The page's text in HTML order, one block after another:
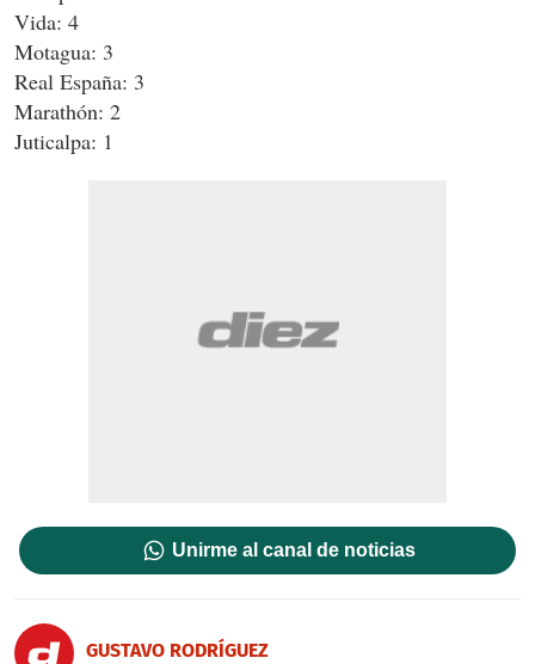
Vida: 4
Motagua: 3
Real España: 3
Marathón: 2
Juticalpa: 1
Unirme al canal de noticias
GUSTAVO RODRÍGUEZ